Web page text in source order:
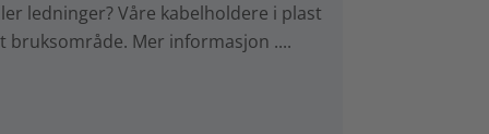
ledninger? Våre kabelholdere i plast
bruksområde. Mer informasjon ....